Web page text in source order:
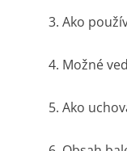
3. Ako
4. Možné
5. Ako